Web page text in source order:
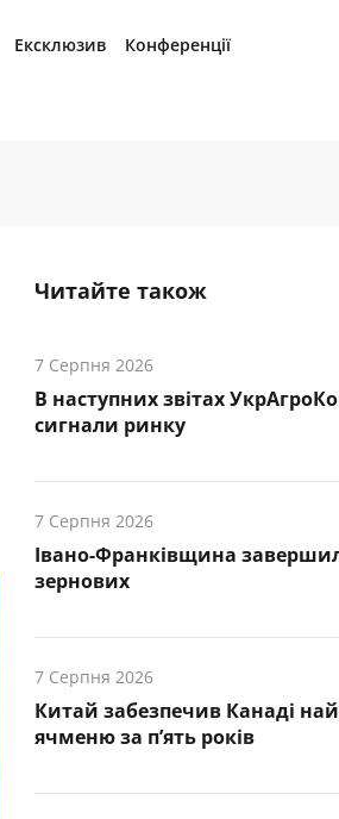
Ексклюзив Конференції
Читайте також
7 Серпня 2026
В наступних звітах
cигнали ринку
7 Серпня 2026
Івано-Франківщина
зернових
7 Серпня 2026
Китай забезпечив Канаді
ячменю за п’ять років